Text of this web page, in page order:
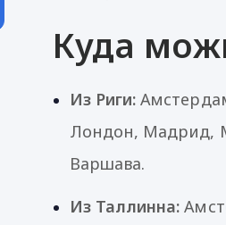
Куда
Из Риги:
Лондон, Мадрид,
Варшава.
Из Таллинна: